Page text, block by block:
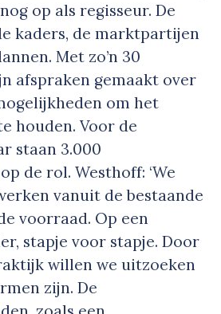
op als regisseur. De
kaders, de marktpartijen
Met zo’n 30
afspraken gemaakt over
om het
houden. Voor de
staan 3.000
de rol. Westhoff: ‘We
vanuit de bestaande
voorraad. Op een
stapje voor stapje. Door
willen we uitzoeken
zijn. De